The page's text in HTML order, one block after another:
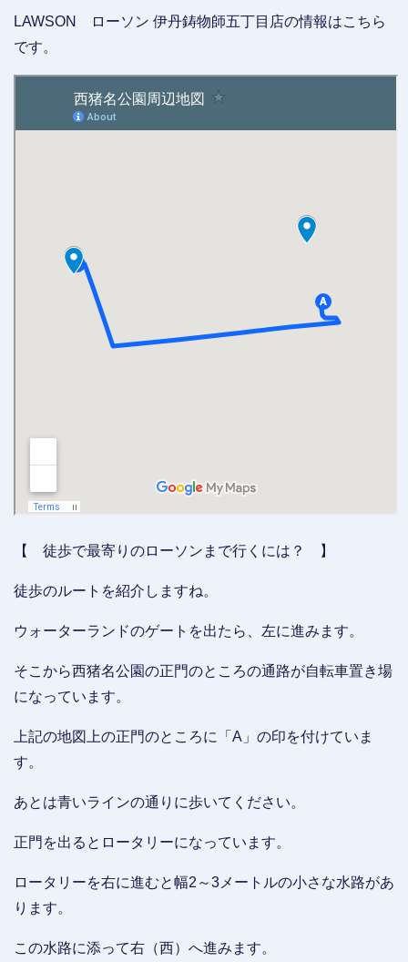
LAWSON ローソン 伊丹鋳物師五丁目店の情報はこちら
です。
【 徒歩で最寄りのローソンまで行くには？ 】
徒歩のルートを紹介しますね。
ウォーターランドのゲートを出たら、左に進みます。
そこから西猪名公園の正門のところの通路が自転車置き場
になっています。
上記の地図上の正門のところに「A」の印を付けていま
す。
あとは青いラインの通りに歩いてください。
正門を出るとロータリーになっています。
ロータリーを右に進むと幅2～3メートルの小さな水路があ
ります。
この水路に添って右（西）へ進みます。